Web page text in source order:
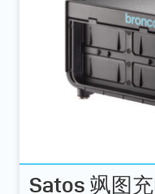
Satos 飒图